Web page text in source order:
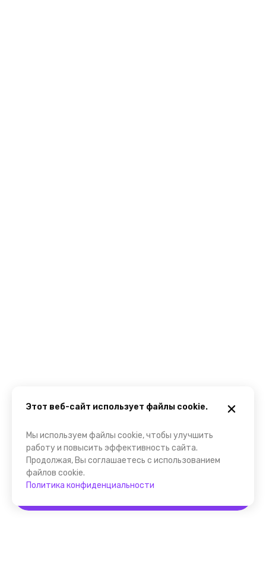
Этот веб-сайт использует файлы cookie.
Мы используем файлы cookie, чтобы улучшить
работу и повысить эффективность сайта.
Продолжая, Вы соглашаетесь с использованием
файлов cookie.
Политика конфиденциальности